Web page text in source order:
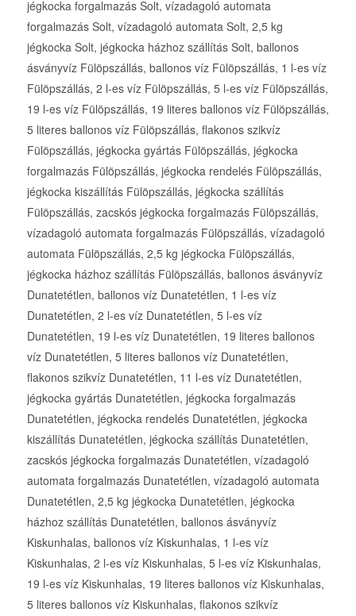
jégkocka forgalmazás Solt, vízadagoló automata
forgalmazás Solt, vízadagoló automata Solt, 2,5 kg
jégkocka Solt, jégkocka házhoz szállítás Solt, ballonos
ásványvíz Fülöpszállás, ballonos víz Fülöpszállás, 1 l-es víz
Fülöpszállás, 2 l-es víz Fülöpszállás, 5 l-es víz Fülöpszállás,
19 l-es víz Fülöpszállás, 19 literes ballonos víz Fülöpszállás,
5 literes ballonos víz Fülöpszállás, flakonos szikvíz
Fülöpszállás, jégkocka gyártás Fülöpszállás, jégkocka
forgalmazás Fülöpszállás, jégkocka rendelés Fülöpszállás,
jégkocka kiszállítás Fülöpszállás, jégkocka szállítás
Fülöpszállás, zacskós jégkocka forgalmazás Fülöpszállás,
vízadagoló automata forgalmazás Fülöpszállás, vízadagoló
automata Fülöpszállás, 2,5 kg jégkocka Fülöpszállás,
jégkocka házhoz szállítás Fülöpszállás, ballonos ásványvíz
Dunatetétlen, ballonos víz Dunatetétlen, 1 l-es víz
Dunatetétlen, 2 l-es víz Dunatetétlen, 5 l-es víz
Dunatetétlen, 19 l-es víz Dunatetétlen, 19 literes ballonos
víz Dunatetétlen, 5 literes ballonos víz Dunatetétlen,
flakonos szikvíz Dunatetétlen, 11 l-es víz Dunatetétlen,
jégkocka gyártás Dunatetétlen, jégkocka forgalmazás
Dunatetétlen, jégkocka rendelés Dunatetétlen, jégkocka
kiszállítás Dunatetétlen, jégkocka szállítás Dunatetétlen,
zacskós jégkocka forgalmazás Dunatetétlen, vízadagoló
automata forgalmazás Dunatetétlen, vízadagoló automata
Dunatetétlen, 2,5 kg jégkocka Dunatetétlen, jégkocka
házhoz szállítás Dunatetétlen, ballonos ásványvíz
Kiskunhalas, ballonos víz Kiskunhalas, 1 l-es víz
Kiskunhalas, 2 l-es víz Kiskunhalas, 5 l-es víz Kiskunhalas,
19 l-es víz Kiskunhalas, 19 literes ballonos víz Kiskunhalas,
5 literes ballonos víz Kiskunhalas, flakonos szikvíz